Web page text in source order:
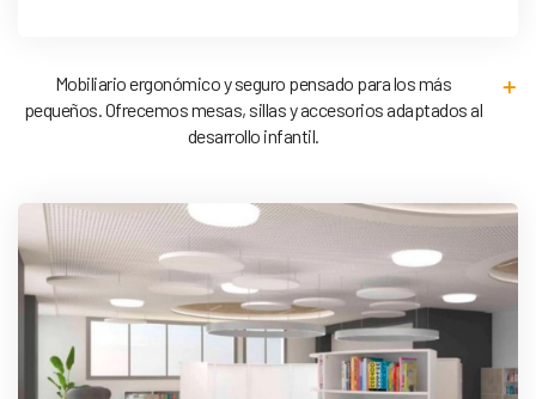
Mobiliario ergonómico y seguro pensado para los más
pequeños. Ofrecemos mesas, sillas y accesorios adaptados al
desarrollo infantil.